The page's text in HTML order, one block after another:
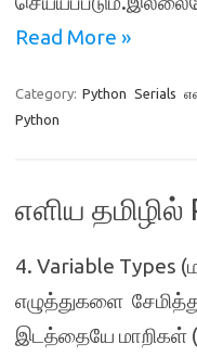
Read More »
Category: Python Serials
Python
எளிய தமிழில்
4. Variable Types
எழுத்துகளை
இடத்தையே மாறிகள்